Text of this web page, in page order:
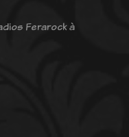
Ferarock à